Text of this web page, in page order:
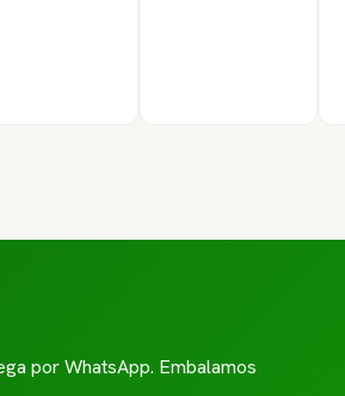
por WhatsApp. Embalamos